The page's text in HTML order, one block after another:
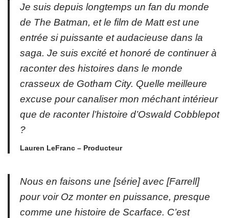
Je suis depuis longtemps un fan du monde
de The Batman, et le film de Matt est une
entrée si puissante et audacieuse dans la
saga. Je suis excité et honoré de continuer à
raconter des histoires dans le monde
crasseux de Gotham City. Quelle meilleure
excuse pour canaliser mon méchant intérieur
que de raconter l’histoire d’Oswald Cobblepot
?
Lauren LeFranc – Producteur
Nous en faisons une [série] avec [Farrell]
pour voir Oz monter en puissance, presque
comme une histoire de Scarface. C’est